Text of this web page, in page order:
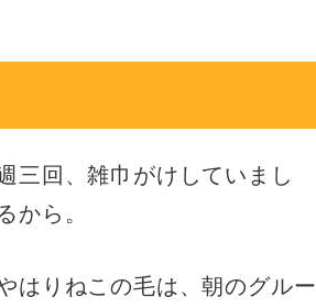
三回、雑巾がけしていまし
から。
はりねこの毛は、朝のグルー